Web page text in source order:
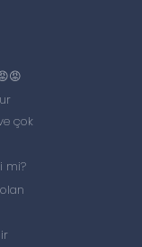
çok
mi?